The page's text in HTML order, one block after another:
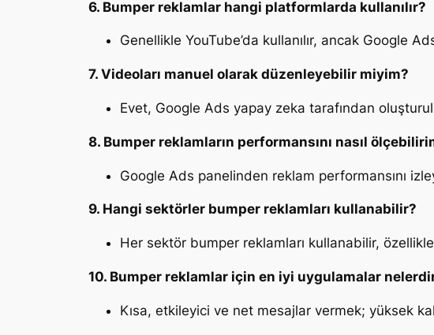
6. Bumper reklamlar hangi platformlarda kullanılır?
Genellikle YouTube’da kullanılır, ancak Google
7. Videoları manuel olarak düzenleyebilir miyim?
Evet, Google Ads yapay zeka tarafından
8. Bumper reklamların performansını nasıl
Google Ads panelinden reklam performansını
9. Hangi sektörler bumper reklamları kullanabilir?
Her sektör bumper reklamları kullanabilir,
10. Bumper reklamlar için en iyi uygulamalar
Kısa, etkileyici ve net mesajlar vermek; yüksek